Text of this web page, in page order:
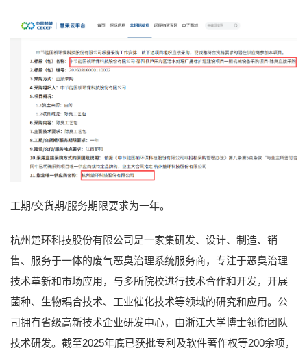
工期/交货期/服务期限要求为一年。
杭州楚环科技股份有限公司是一家集研发、设计、制造、销
售、服务于一体的废气恶臭治理系统服务商，专注于恶臭治理
技术革新和市场应用，与多所院校进行技术合作和开发，开展
菌种、生物耦合技术、工业催化技术等领域的研究和应用。公
司拥有省级高新技术企业研发中心，由浙江大学博士领衔团队
技术研发。截至2025年底已获批专利及软件著作权等200余项，